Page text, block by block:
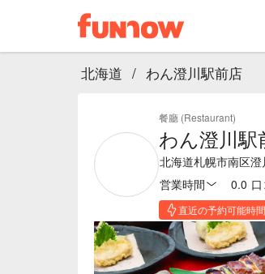
北海道 / わん澄川駅前店
餐廳 (Restaurant)
わん澄川駅
北海道札幌市南区
営業時間
0.0
直近の予約可能時